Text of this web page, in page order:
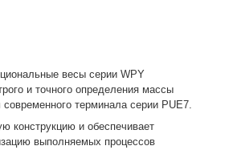
весы серии WPY
и точного определения массы
терминала серии PUE7.
конструкцию и обеспечивает
выполняемых процессов